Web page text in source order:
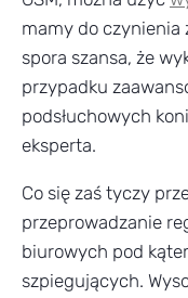
mamy do czynienia
spora szansa, że
przypadku
podsłuchowych
eksperta.
Co się zaś tyczy
przeprowadzanie
biurowych pod
szpiegujących.